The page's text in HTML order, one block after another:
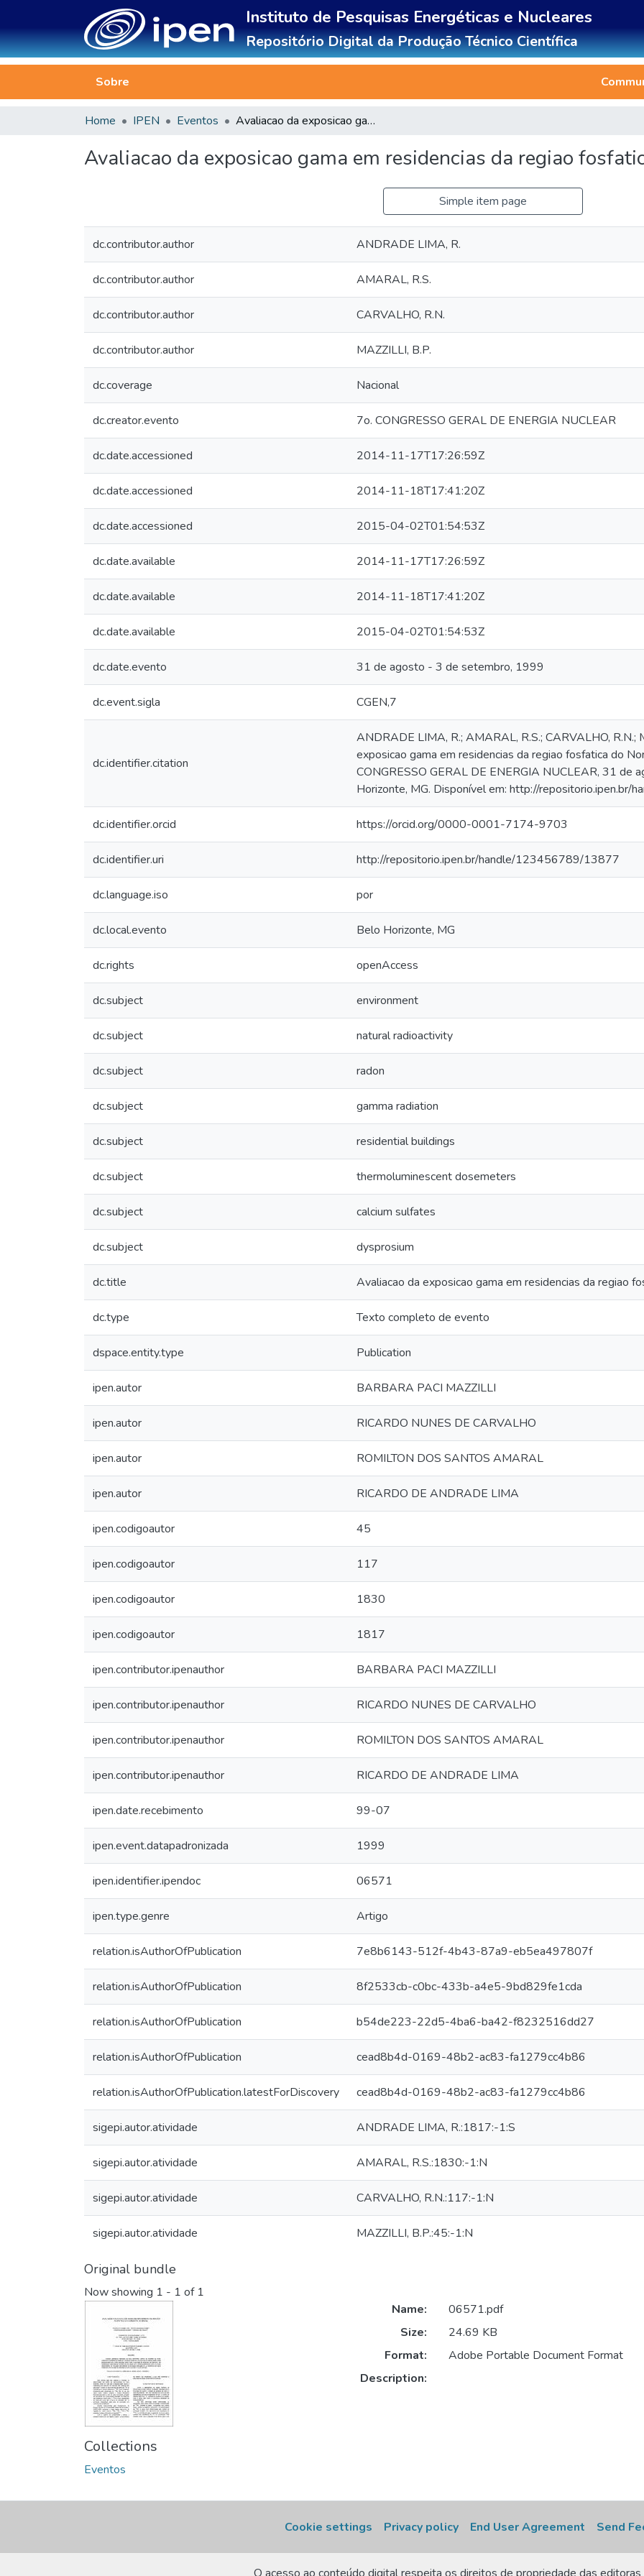
Instituto de Pesquisas Energéticas e Nucleares
Repositório Digital da Produção Técnico Científica
Sobre
Home IPEN Eventos Avaliacao da exposicao gama em residencias da regiao fosfatica do Nordeste do Brasil
Avaliacao da exposicao gama em residencias da regiao
Simple item page
dc.contributor.author ANDRADE LIMA, R.
dc.contributor.author AMARAL, R.S.
dc.contributor.author CARVALHO, R.N.
dc.contributor.author MAZZILLI, B.P.
dc.coverage Nacional
dc.creator.evento 7o. CONGRESSO GERAL DE ENERGIA NUCLEAR
dc.date.accessioned 2014-11-17T17:26:59Z
dc.date.accessioned 2014-11-18T17:41:20Z
dc.date.accessioned 2015-04-02T01:54:53Z
dc.date.available 2014-11-17T17:26:59Z
dc.date.available 2014-11-18T17:41:20Z
dc.date.available 2015-04-02T01:54:53Z
dc.date.evento 31 de agosto - 3 de setembro, 1999
dc.event.sigla CGEN,7
dc.identifier.citation
ANDRADE LIMA, R.; AMARAL, R.S.; CARVALHO, R.N.;
exposicao gama em residencias da regiao fosfatica do
CONGRESSO GERAL DE ENERGIA NUCLEAR, 31
Horizonte, MG. Disponível em: http://
dc.identifier.orcid https://orcid.org/0000-0001-7174-9703
dc.identifier.uri http://repositorio.ipen.br/handle/123456789/13877
dc.language.iso por
dc.local.evento Belo Horizonte, MG
dc.rights openAccess
dc.subject environment
dc.subject natural radioactivity
dc.subject radon
dc.subject gamma radiation
dc.subject residential buildings
dc.subject thermoluminescent dosemeters
dc.subject calcium sulfates
dc.subject dysprosium
dc.title Avaliacao da exposicao gama em residencias da regiao
dc.type Texto completo de evento
dspace.entity.type Publication
ipen.autor BARBARA PACI MAZZILLI
ipen.autor RICARDO NUNES DE CARVALHO
ipen.autor ROMILTON DOS SANTOS AMARAL
ipen.autor RICARDO DE ANDRADE LIMA
ipen.codigoautor 45
ipen.codigoautor 117
ipen.codigoautor 1830
ipen.codigoautor 1817
ipen.contributor.ipenauthor BARBARA PACI MAZZILLI
ipen.contributor.ipenauthor RICARDO NUNES DE CARVALHO
ipen.contributor.ipenauthor ROMILTON DOS SANTOS AMARAL
ipen.contributor.ipenauthor RICARDO DE ANDRADE LIMA
ipen.date.recebimento 99-07
ipen.event.datapadronizada 1999
ipen.identifier.ipendoc 06571
ipen.type.genre Artigo
relation.isAuthorOfPublication 7e8b6143-512f-4b43-87a9-eb5ea497807f
relation.isAuthorOfPublication 8f2533cb-c0bc-433b-a4e5-9bd829fe1cda
relation.isAuthorOfPublication b54de223-22d5-4ba6-ba42-f8232516dd27
relation.isAuthorOfPublication cead8b4d-0169-48b2-ac83-fa1279cc4b86
relation.isAuthorOfPublication.latestForDiscovery cead8b4d-0169-48b2-ac83-fa1279cc4b86
sigepi.autor.atividade ANDRADE LIMA, R.:1817:-1:S
sigepi.autor.atividade AMARAL, R.S.:1830:-1:N
sigepi.autor.atividade CARVALHO, R.N.:117:-1:N
sigepi.autor.atividade MAZZILLI, B.P.:45:-1:N
Original bundle
Now showing 1 - 1 of 1
Name:
06571.pdf
Size:
24.69 KB
Format:
Adobe Portable Document Format
Description:
Collections
Eventos
Cookie settings Privacy policy End User Agreement Send